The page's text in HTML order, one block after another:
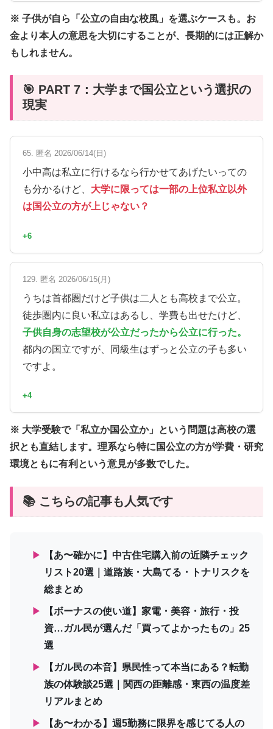
※ 子供が自ら「公立の自由な校風」を選ぶケースも。お
金より本人の意思を大切にすることが、長期的には正解か
もしれません。
🎯 PART 7：大学まで国公立という選択の
現実
65. 匿名 2026/06/14(日)
小中高は私立に行けるなら行かせてあげたいっての
も分かるけど、 大学に限っては一部の上位私立以外
は国公立の方が上じゃない？
+6
129. 匿名 2026/06/15(月)
うちは首都圏だけど子供は二人とも高校まで公立。
徒歩圏内に良い私立はあるし、学費も出せたけど、
子供自身の志望校が公立だったから公立に行った。
都内の国立ですが、同級生はずっと公立の子も多い
ですよ。
+4
※ 大学受験で「私立か国公立か」という問題は高校の選
択とも直結します。理系なら特に国公立の方が学費・研究
環境ともに有利という意見が多数でした。
📚 こちらの記事も人気です
▶
【あ〜確かに】中古住宅購入前の近隣チェック
リスト20選｜道路族・大島てる・トナリスクを
総まとめ
▶
【ボーナスの使い道】家電・美容・旅行・投
資…ガル民が選んだ「買ってよかったもの」25
選
▶
【ガル民の本音】県民性って本当にある？転勤
族の体験談25選｜関西の距離感・東西の温度差
リアルまとめ
▶
【あ〜わかる】週5勤務に限界を感じてる人の